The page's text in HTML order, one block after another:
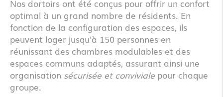
Nos dortoirs ont été conçus pour offrir un confort
optimal à un grand nombre de résidents. En
fonction de la configuration des espaces, ils
peuvent loger jusqu'à 150 personnes en
réunissant des chambres modulables et des
espaces communs adaptés, assurant ainsi une
organisation sécurisée et conviviale pour chaque
groupe.